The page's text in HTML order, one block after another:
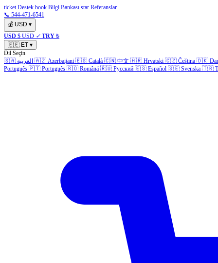
ticket Destek book Bilgi Bankası star Referanslar
📞 544-471-6541
💰 USD ▾
USD $ USD ✓ TRY ₺
🇪🇪 ET ▾
Dil Seçin
🇸🇦 العربية 🇦🇿 Azerbaijani 🇪🇸 Català 🇨🇳 中文 🇭🇷 Hrvatski 🇨🇿 Čeština 🇩🇰
Português 🇵🇹 Português 🇷🇴 Română 🇷🇺 Русский 🇪🇸 Español 🇸🇪 Svenska 🇹🇷